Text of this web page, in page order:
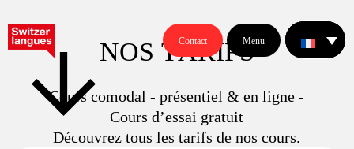
Contact Menu
NOS TARIFS
Cours comodal - présentiel & en ligne -
Cours d’essai gratuit
Découvrez tous les tarifs de nos cours.